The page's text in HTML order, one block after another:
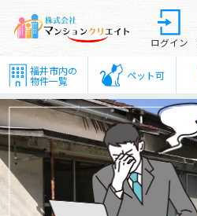
ログイン
福井市内の
物件一覧 ペット可